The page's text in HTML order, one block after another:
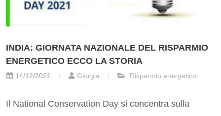
INDIA: GIORNATA NAZIONALE DEL RISPARMIO
ENERGETICO ECCO LA STORIA
14/12/2021 Giorgia Risparmio energetico
Il National Conservation Day si concentra sulla